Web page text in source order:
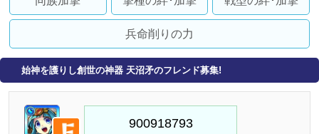
兵命削りの力
始神を護りし創世の神器 天沼矛のフレンド募集!